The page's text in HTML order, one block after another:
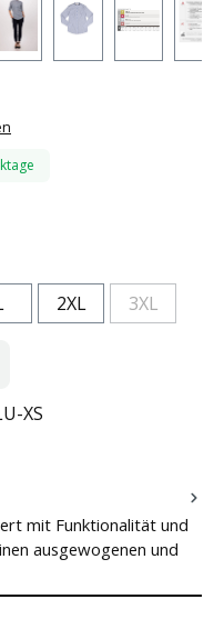
verfügbar.)
ist zurzeit nicht verfügbar.)
2XL 3XL(Diese
Wert ein oder benutze die
XS
mit Funktionalität und
ausgewogenen und